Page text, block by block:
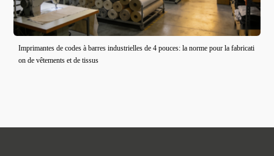
Imprimantes de codes à barres industrielles de 4 pouces: la norme pour la fabricati
on de vêtements et de tissus